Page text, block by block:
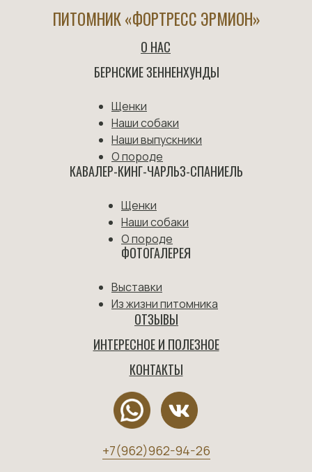
ПИТОМНИК «ФОРТРЕСС ЭРМИОН»
+7(962)962-94-26
О НАС
БЕРНСКИЕ ЗЕННЕНХУНДЫ
Щенки
Наши собаки
Наши выпускники
О породе
Щенки
Наши собаки
О породе
КАВАЛЕР-КИНГ-ЧАРЛЬЗ-СПАНИЕЛЬ
ФОТОГАЛЕРЕЯ
Выставки
Из жизни питомника
ОТЗЫВЫ
ИНТЕРЕСНОЕ И ПОЛЕЗНОЕ
КОНТАКТЫ